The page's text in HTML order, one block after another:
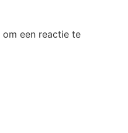
om een reactie te